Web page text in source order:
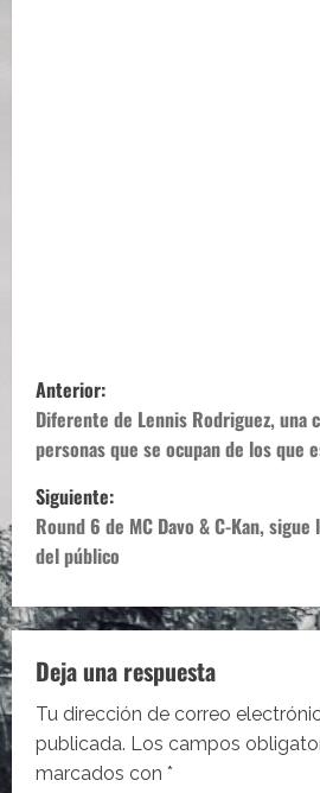
N
a
v
e
g
a
c
i
ó
Anterior:
Diferente de Lennis Rodriguez, una
personas que se ocupan de los que
Siguiente:
Round 6 de MC Davo & C-Kan,
del público
Deja una respuesta
Tu dirección de correo
publicada. Los campos
marcados con *